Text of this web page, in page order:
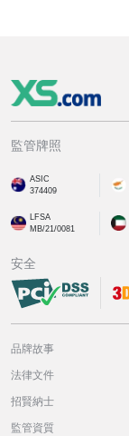
監管牌照
ASIC
374409
LFSA
MB/21/0081
安全
品牌故事
法律文件
招賢納士
監管資質